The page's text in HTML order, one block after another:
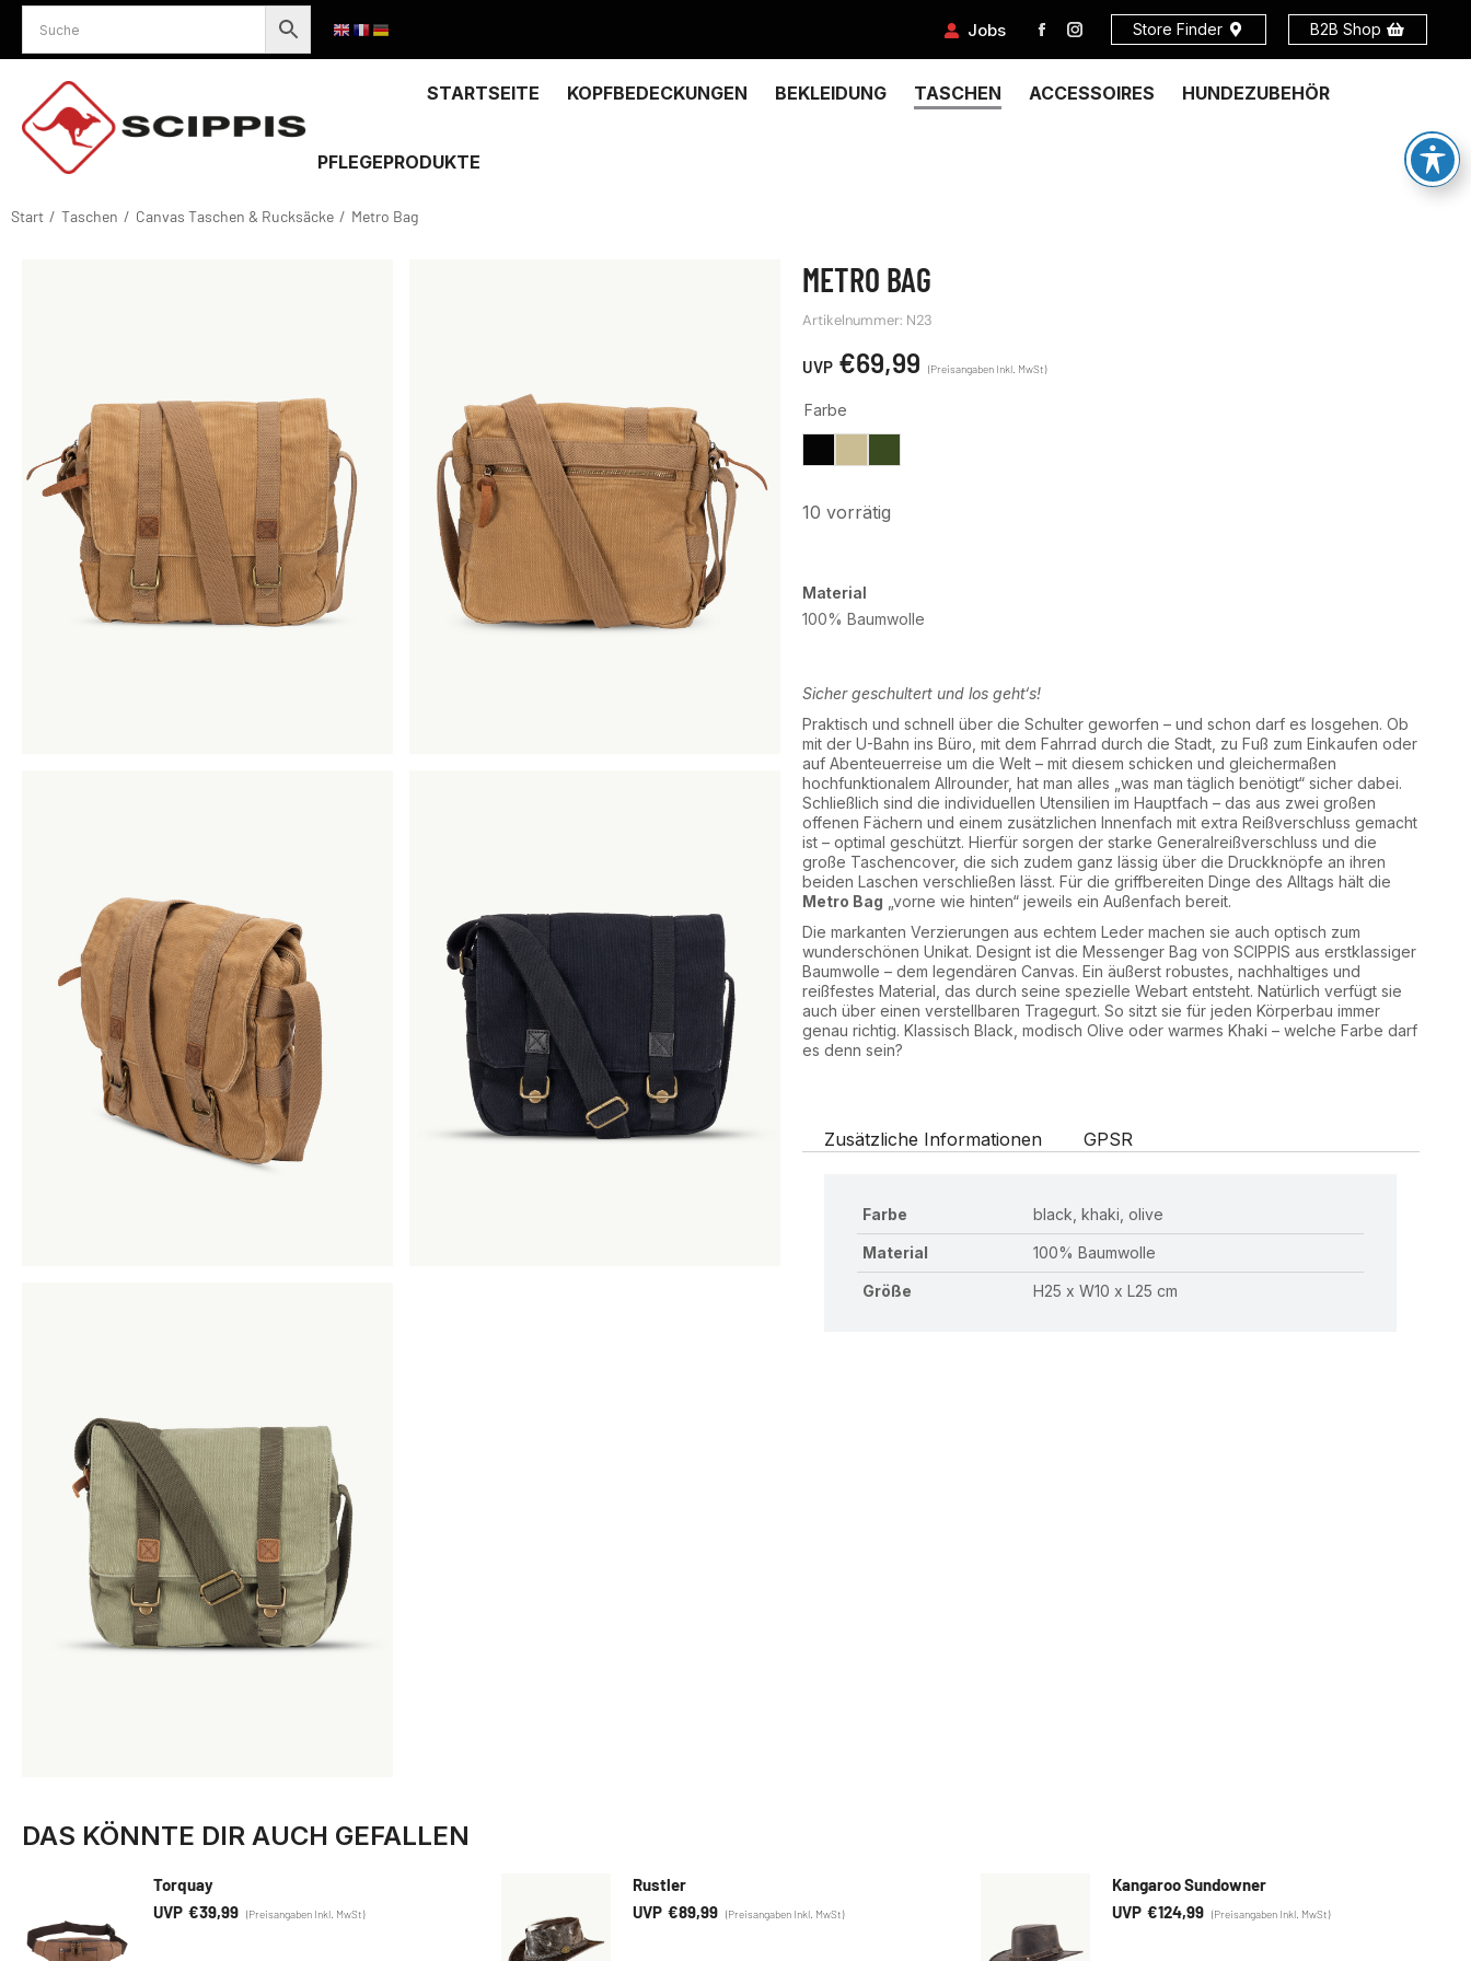
Jobs Store Finder B2B Shop
STARTSEITE KOPFBEDECKUNGEN BEKLEIDUNG TASCHEN ACCESSOIRES HUNDEZUBEHÖR
PFLEGEPRODUKTE
Sie befinden sich hier:
Start Taschen Canvas Taschen & Rucksäcke Metro Bag
METRO BAG
Artikelnummer: N23
€69,99
Farbe
10 vorrätig
Material
100% Baumwolle
Sicher geschultert und los geht‘s!
Praktisch und schnell über die Schulter geworfen – und schon darf es losgehen. Ob
mit der U-Bahn ins Büro, mit dem Fahrrad durch die Stadt, zu Fuß zum Einkaufen oder
auf Abenteuerreise um die Welt – mit diesem schicken und gleichermaßen
hochfunktionalem Allrounder, hat man alles „was man täglich benötigt“ sicher dabei.
Schließlich sind die individuellen Utensilien im Hauptfach – das aus zwei großen
offenen Fächern und einem zusätzlichen Innenfach mit extra Reißverschluss gemacht
ist – optimal geschützt. Hierfür sorgen der starke Generalreißverschluss und die
große Taschencover, die sich zudem ganz lässig über die Druckknöpfe an ihren
beiden Laschen verschließen lässt. Für die griffbereiten Dinge des Alltags hält die
Metro Bag „vorne wie hinten“ jeweils ein Außenfach bereit.
Die markanten Verzierungen aus echtem Leder machen sie auch optisch zum
wunderschönen Unikat. Designt ist die Messenger Bag von SCIPPIS aus erstklassiger
Baumwolle – dem legendären Canvas. Ein äußerst robustes, nachhaltiges und
reißfestes Material, das durch seine spezielle Webart entsteht. Natürlich verfügt sie
auch über einen verstellbaren Tragegurt. So sitzt sie für jeden Körperbau immer
genau richtig. Klassisch Black, modisch Olive oder warmes Khaki – welche Farbe darf
es denn sein?
Zusätzliche Informationen GPSR
Farbe black, khaki, olive
Material 100% Baumwolle
Größe H25 x W10 x L25 cm
DAS KÖNNTE DIR AUCH GEFALLEN
Torquay
€39,99
Rustler
€89,99
Kangaroo Sundowner
€124,99